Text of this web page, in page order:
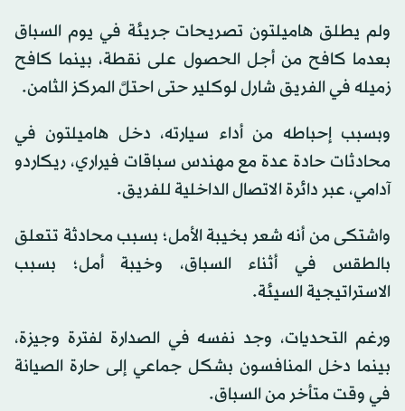
ولم يطلق هاميلتون تصريحات جريئة في يوم السباق
بعدما كافح من أجل الحصول على نقطة، بينما كافح
زميله في الفريق شارل لوكلير حتى احتلَّ المركز الثامن.
وبسبب إحباطه من أداء سيارته، دخل هاميلتون في
محادثات حادة عدة مع مهندس سباقات فيراري، ريكاردو
آدامي، عبر دائرة الاتصال الداخلية للفريق.
واشتكى من أنه شعر بخيبة الأمل؛ بسبب محادثة تتعلق
بالطقس في أثناء السباق، وخيبة أمل؛ بسبب
الاستراتيجية السيئة.
ورغم التحديات، وجد نفسه في الصدارة لفترة وجيزة،
بينما دخل المنافسون بشكل جماعي إلى حارة الصيانة
في وقت متأخر من السباق.